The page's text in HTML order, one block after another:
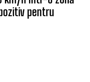
pentru